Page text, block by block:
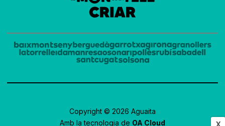
X
Copyright © 2026 Aguaita
Amb la tecnologia de OA Cloud